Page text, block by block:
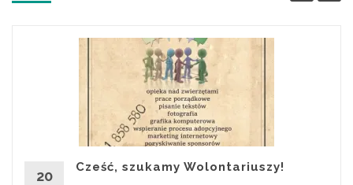
20
Cześć, szukamy Wolontariuszy!